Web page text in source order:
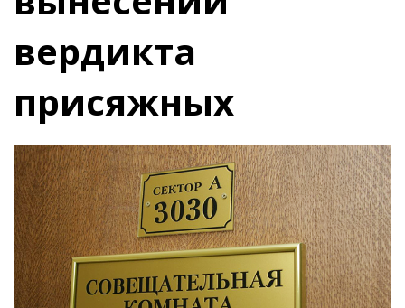
вердикта
присяжных